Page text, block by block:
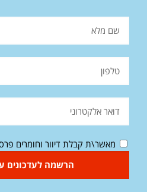
מאשר\ת קבלת דיוור וחומרים
הרשמה לעדכונים